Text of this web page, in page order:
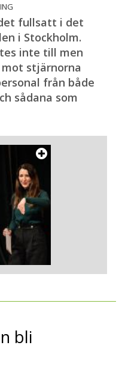
fullsatt i det
i Stockholm.
inte till men
stjärnorna
från både
sådana som
bli